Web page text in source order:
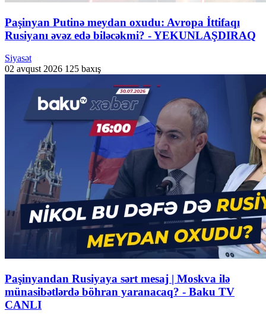
Paşinyan Putinə meydan oxudu: Avropa İttifaqı
Rusiyanı əvəz edə biləcəkmi? - YEKUNLAŞDIRAQ
Siyasət
02 avqust 2026 125 baxış
Paşinyandan Rusiyaya sərt mesaj | Moskva ilə
münasibətlərdə böhran yaranacaq? - Baku TV
CANLI